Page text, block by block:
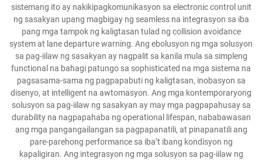
sistemang ito ay nakikipagkomunikasyon sa electronic control unit
ng sasakyan upang magbigay ng seamless na integrasyon sa iba
pang mga tampok ng kaligtasan tulad ng collision avoidance
system at lane departure warning. Ang ebolusyon ng mga solusyon
sa pag-iilaw ng sasakyan ay nagpalit sa kanila mula sa simpleng
functional na bahagi patungo sa sophisticated na mga sistema na
pagsasama-sama ng pagpapabuti ng kaligtasan, inobasyon sa
disenyo, at intelligent na awtomasyon. Ang mga kontemporaryong
solusyon sa pag-iilaw ng sasakyan ay may mga pagpapahusay sa
durability na nagpapahaba ng operational lifespan, nababawasan
ang mga pangangailangan sa pagpapanatili, at pinapanatili ang
pare-parehong performance sa iba’t ibang kondisyon ng
kapaligiran. Ang integrasyon ng mga solusyon sa pag-iilaw ng